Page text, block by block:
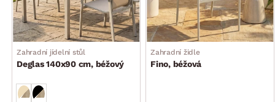
Zahradní jídelní stůl
Deglas 140x90 cm, béžový
Zahradní židle
Fino, béžová